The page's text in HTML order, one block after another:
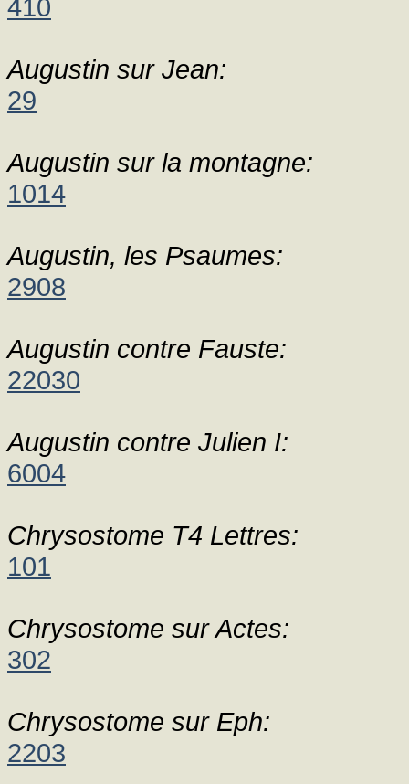
410
Augustin sur Jean:
29
Augustin sur la montagne:
1014
Augustin, les Psaumes:
2908
Augustin contre Fauste:
22030
Augustin contre Julien I:
6004
Chrysostome T4 Lettres:
101
Chrysostome sur Actes:
302
Chrysostome sur Eph:
2203